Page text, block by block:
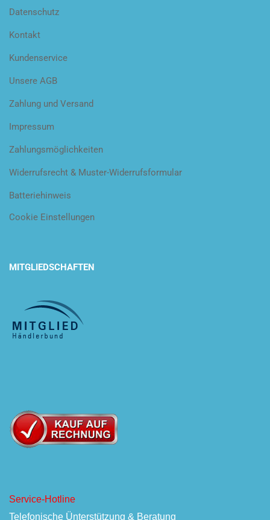
Datenschutz
Kontakt
Kundenservice
Unsere AGB
Zahlung und Versand
Impressum
Zahlungsmöglichkeiten
Widerrufsrecht & Muster-Widerrufsformular
Batteriehinweis
Cookie Einstellungen
MITGLIEDSCHAFTEN
Service-Hotline
Telefonische Ünterstützung & Beratung